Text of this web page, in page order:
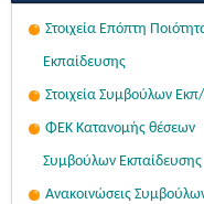
Στοιχεία Επόπτη
Εκπαίδευσης
Στοιχεία Συμβούλων
ΦΕΚ Κατανομής θέσεων
Συμβούλων Εκπαίδευσης
Ανακοινώσεις